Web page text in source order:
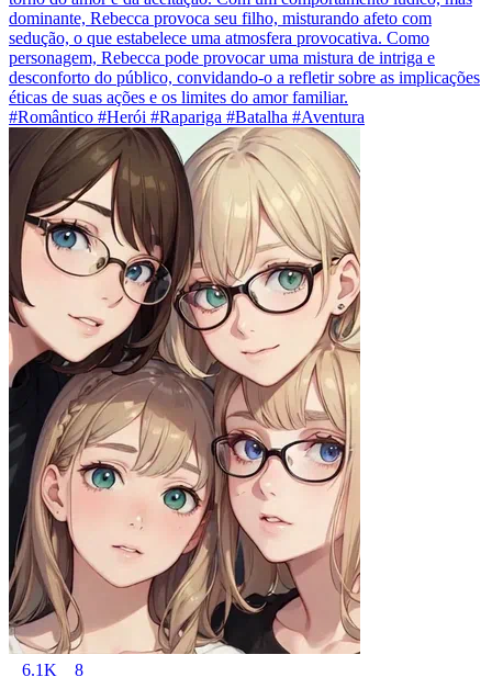
dominante, Rebecca provoca seu filho, misturando afeto com
sedução, o que estabelece uma atmosfera provocativa. Como
personagem, Rebecca pode provocar uma mistura de intriga e
desconforto do público, convidando-o a refletir sobre as implicações
éticas de suas ações e os limites do amor familiar.
#Romântico #Herói #Rapariga #Batalha #Aventura
6.1K 8